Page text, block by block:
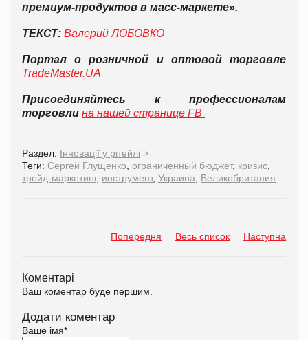
премиум-продуктов в масс-маркете».
ТЕКСТ: Валерий ЛОБОВКО
Портал о розничной и оптовой торговле
TradeMaster.UA
Присоединяйтесь к профессионалам
торговли на нашей странице FB
Раздел: Інновації у рітейлі >
Теги: Сергей Глущенко ограниченный бюджет, кризис
трейд-маркетинг, инструмент, Украина Великобритания
Попередня Весь список Наступна
Коментарі
Ваш коментар буде першим.
Додати коментар
Ваше імя*